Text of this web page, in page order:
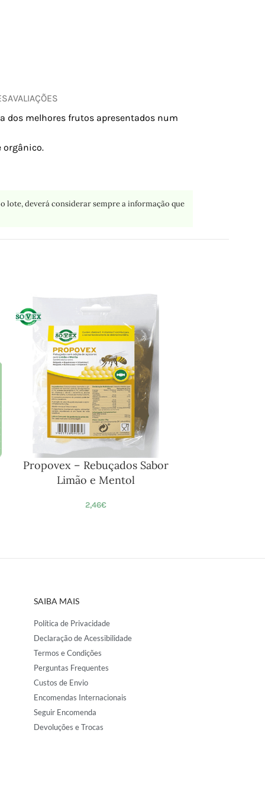
AVALIAÇÕES
dos melhores frutos apresentados num
orgânico.
deverá considerar sempre a informação que
Propovex – Rebuçados Sabor
Limão e Mentol
2,46€
SAIBA MAIS
Política de Privacidade
Declaração de Acessibilidade
Termos e Condições
Perguntas Frequentes
Custos de Envio
Encomendas Internacionais
Seguir Encomenda
Devoluções e Trocas